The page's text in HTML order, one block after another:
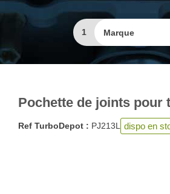
1
Pochette de joints pour
Ref TurboDepot : PJ213L dispo en